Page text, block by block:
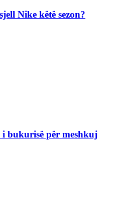
Nike këtë sezon?
i bukurisë për meshkuj